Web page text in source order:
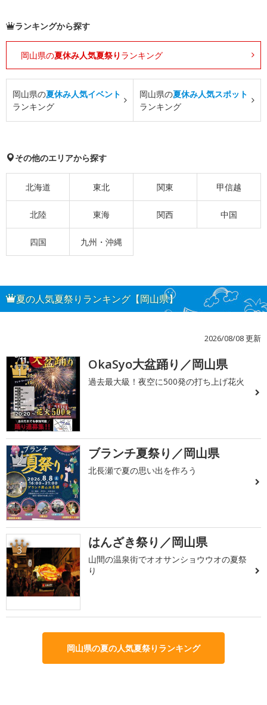
ランキングから探す
岡山県の夏休み人気夏祭り ランキング
岡山県の夏休み人気イベント
ランキング
岡山県の夏休み人気スポット
ランキング
その他のエリアから探す
北海道 東北 関東 甲信越
北陸 東海 関西 中国
四国 九州・沖縄
夏の人気夏祭りランキング【岡山県】
2026/08/08 更新
1 OkaSyo大盆踊り／岡山県
過去最大級！夜空に500発の打ち上げ花火
2 ブランチ夏祭り／岡山県
北長瀬で夏の思い出を作ろう
3 はんざき祭り／岡山県
山間の温泉街でオオサンショウウオの夏祭
り
岡山県の夏の人気夏祭りランキング